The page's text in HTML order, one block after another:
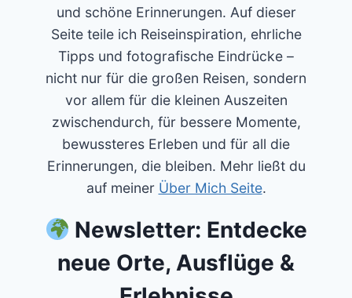
und schöne Erinnerungen. Auf dieser
Seite teile ich Reiseinspiration, ehrliche
Tipps und fotografische Eindrücke –
nicht nur für die großen Reisen, sondern
vor allem für die kleinen Auszeiten
zwischendurch, für bessere Momente,
bewussteres Erleben und für all die
Erinnerungen, die bleiben. Mehr ließt du
auf meiner Über Mich Seite.
Newsletter: Entdecke
neue Orte, Ausflüge &